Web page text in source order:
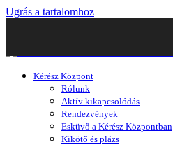
Ugrás a tartalomhoz
Kérész Központ
Rólunk
Aktív kikapcsolódás
Rendezvények
Esküvő a Kérész Központban
Kikötő és plázs